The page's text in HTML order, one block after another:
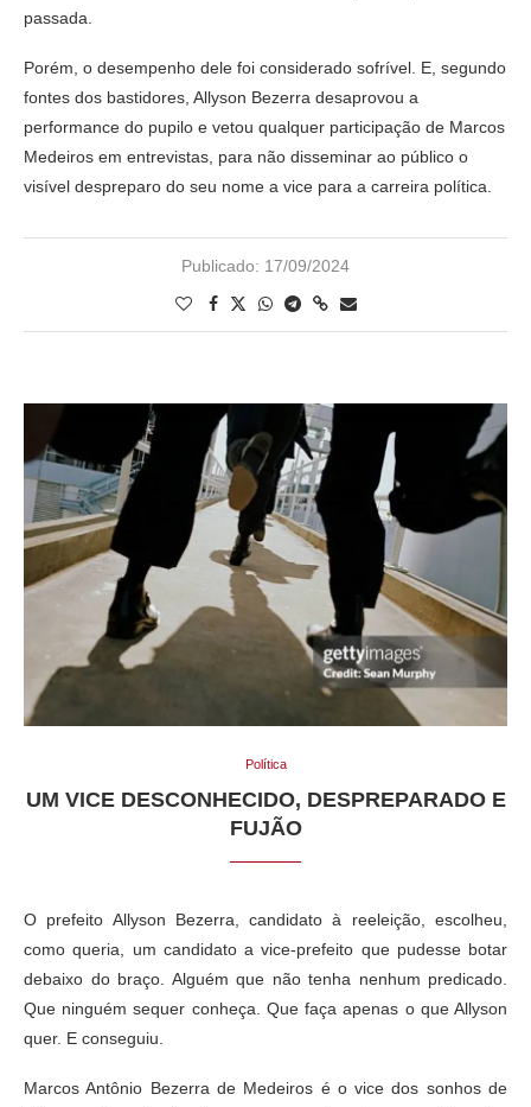
passada.
Porém, o desempenho dele foi considerado sofrível. E, segundo
fontes dos bastidores, Allyson Bezerra desaprovou a
performance do pupilo e vetou qualquer participação de Marcos
Medeiros em entrevistas, para não disseminar ao público o
visível despreparo do seu nome a vice para a carreira política.
Publicado: 17/09/2024
Política
UM VICE DESCONHECIDO, DESPREPARADO E
FUJÃO
O prefeito Allyson Bezerra, candidato à reeleição, escolheu,
como queria, um candidato a vice-prefeito que pudesse botar
debaixo do braço. Alguém que não tenha nenhum predicado.
Que ninguém sequer conheça. Que faça apenas o que Allyson
quer. E conseguiu.
Marcos Antônio Bezerra de Medeiros é o vice dos sonhos de